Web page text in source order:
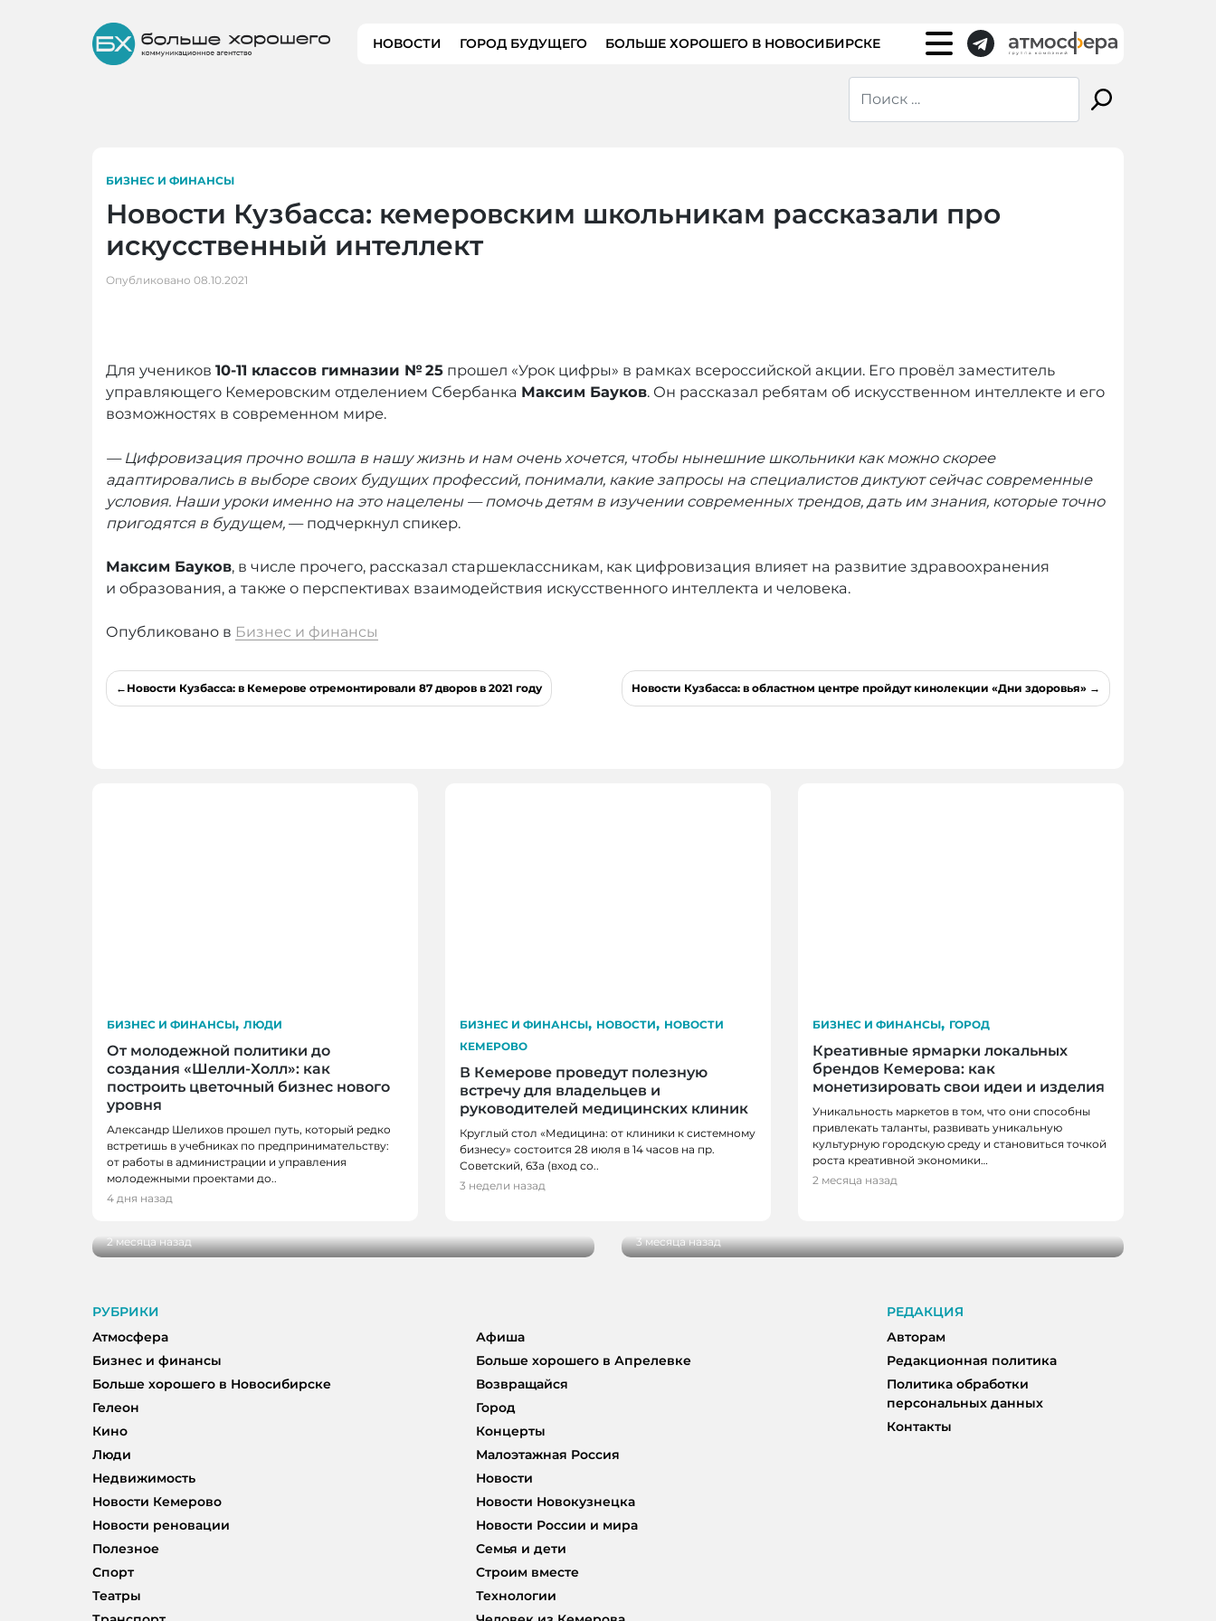
НОВОСТИ ГОРОД БУДУЩЕГО БОЛЬШЕ ХОРОШЕГО В НОВОСИБИРСКЕ
БИЗНЕС И ФИНАНСЫ
Новости Кузбасса: кемеровским школьникам рассказали про
искусственный интеллект
Опубликовано 08.10.2021
Для учеников 10-11 классов гимназии № 25 прошел «Урок цифры» в рамках всероссийской акции. Его провёл заместитель
управляющего Кемеровским отделением Сбербанка Максим Бауков. Он рассказал ребятам об искусственном интеллекте и его
возможностях в современном мире.
— Цифровизация прочно вошла в нашу жизнь и нам очень хочется, чтобы нынешние школьники как можно скорее
адаптировались в выборе своих будущих профессий, понимали, какие запросы на специалистов диктуют сейчас современные
условия. Наши уроки именно на это нацелены — помочь детям в изучении современных трендов, дать им знания, которые точно
пригодятся в будущем, — подчеркнул спикер.
Максим Бауков, в числе прочего, рассказал старшеклассникам, как цифровизация влияет на развитие здравоохранения
и образования, а также о перспективах взаимодействия искусственного интеллекта и человека.
Опубликовано в Бизнес и финансы
Навигация
по
Новости Кузбасса: в Кемерове отремонтировали 87 дворов в 2021 году Новости Кузбасса: в областном центре пройдут кинолекции «Дни здоровья»
БИЗНЕС И ФИНАНСЫ, ЛЮДИ
От молодежной политики до
создания «Шелли-Холл»: как
построить цветочный бизнес нового
уровня
Александр Шелихов прошел путь, который редко
встретишь в учебниках по предпринимательству:
от работы в администрации и управления
молодежными проектами до..
4 дня назад
БИЗНЕС И ФИНАНСЫ, НОВОСТИ, НОВОСТИ
КЕМЕРОВО
В Кемерове проведут полезную
встречу для владельцев и
руководителей медицинских клиник
Круглый стол «Медицина: от клиники к системному
бизнесу» состоится 28 июля в 14 часов на пр.
Советский, 63а (вход со..
3 недели назад
БИЗНЕС И ФИНАНСЫ, ГОРОД
Креативные ярмарки локальных
брендов Кемерова: как
монетизировать свои идеи и изделия
Уникальность маркетов в том, что они способны
привлекать таланты, развивать уникальную
культурную городскую среду и становиться точкой
роста креативной экономики…
2 месяца назад
БИЗНЕС И ФИНАНСЫ, НОВОСТИ, НОВОСТИ КЕМЕРОВО
В Кемерове презентовали книгу о женщинах, которые не
2 месяца назад 3 месяца назад
РУБРИКИ
Атмосфера
Афиша
Бизнес и финансы
Больше хорошего в Апрелевке
Больше хорошего в Новосибирске
Возвращайся
Гелеон
Город
Кино
Концерты
Люди
Малоэтажная Россия
Недвижимость
Новости
Новости Кемерово
Новости Новокузнецка
Новости реновации
Новости России и мира
Полезное
Семья и дети
Спорт
Строим вместе
Театры
Технологии
РЕДАКЦИЯ
Авторам
Редакционная политика
Политика обработки
персональных данных
Контакты